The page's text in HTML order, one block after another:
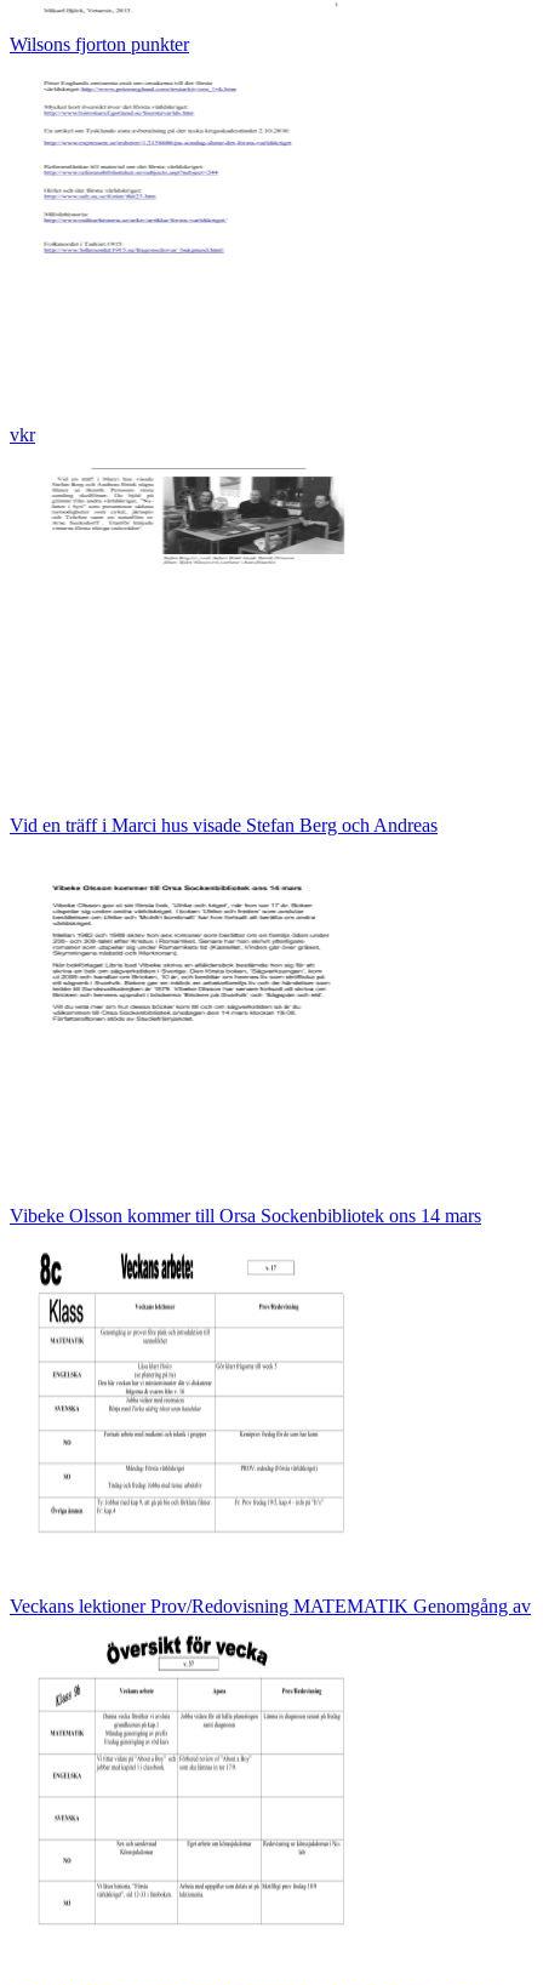
Wilsons fjorton punkter
vkr
Vid en träff i Marci hus visade Stefan Berg och Andreas
Vibeke Olsson kommer till Orsa Sockenbibliotek ons 14 mars
Veckans lektioner Prov/Redovisning MATEMATIK Genomgång av